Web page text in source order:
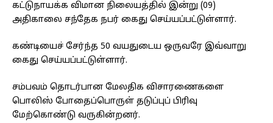
கட்டுநாயக்க விமான நிலையத்தில் இன்று (09)
அதிகாலை சந்தேக நபர் கைது செய்யப்பட்டுள்ளார்.
கண்டியைச் சேர்ந்த 50 வயதுடைய ஒருவரே இவ்வாறு
கைது செய்யப்பட்டுள்ளார்.
சம்பவம் தொடர்பான மேலதிக விசாரணைகளை
பொலிஸ் போதைப்பொருள் தடுப்புப் பிரிவு
மேற்கொண்டு வருகின்றனர்.